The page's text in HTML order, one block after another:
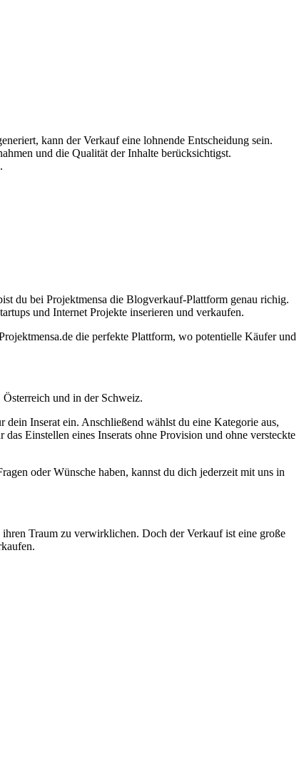
kann der Verkauf eine lohnende Entscheidung sein.
und die Qualität der Inhalte berücksichtigst.
du bei Projektmensa die Blogverkauf-Plattform genau richig.
und Internet Projekte inserieren und verkaufen.
die perfekte Plattform, wo potentielle Käufer und
und in der Schweiz.
Inserat ein. Anschließend wählst du eine Kategorie aus,
Einstellen eines Inserats ohne Provision und ohne versteckte
oder Wünsche haben, kannst du dich jederzeit mit uns in
Traum zu verwirklichen. Doch der Verkauf ist eine große